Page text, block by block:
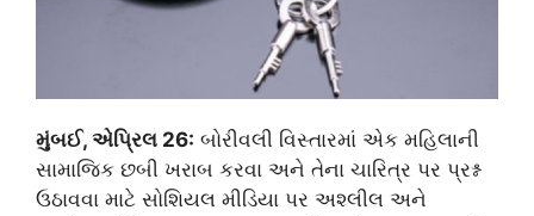
મુંબઈ, એપ્રિલ 26: બોરીવલી વિસ્તારમાં એક મહિલાની
સામાજિક છબી ખરાબ કરવા અને તેના ચારિત્ર પર પ્રશ્ન
ઉઠાવવા માટે સોશિયલ મીડિયા પર અશ્લીલ અને